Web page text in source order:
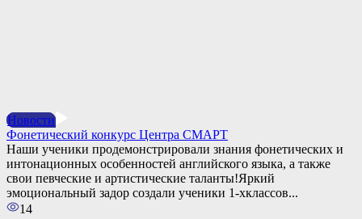
Новости
Фонетический конкурс Центра СМАРТ
Наши ученики продемонстрировали знания фонетических и
интонационных особенностей английского языка, а также
свои певческие и артистические таланты!Яркий
эмоциональный задор создали ученики 1-хклассов...
14